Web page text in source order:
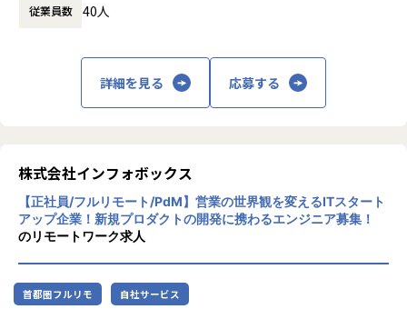
落とし込み
・さらなる新規プロダクトの開発
【業務の変更の範囲】
・Biz / PdM と連携し技術観点から意思決定
・技術カルチャー・組織カルチャーの構築
・中長期の技術選定、アーキテクチャ設計
・技術負債の可視化と解消計画の策定
・非機能要件（セキュリティ、性能、信頼性など）のガイド
ライン化
・重要機能のレビュー、品質の底上げ
・障害・インシデント時の技術オーナーとしてのリード
・AI駆動開発（AIDD）の組織導入・CI/CDへの組み込み推進
・LLM APIを活用したプロダクト機能の設計・品質ガイドラ
ても問題ない。
休憩時間： 60分
従業員数 40人
詳細を見る 応募する
株式会社インフォボックス
【正社員/フルリモート/PdM】営業の世界観を変えるITスタート
アップ企業！新規プロダクトの開発に携わるエンジニア募集！
のリモートワーク求人
首都圏フルリモ 自社サービス